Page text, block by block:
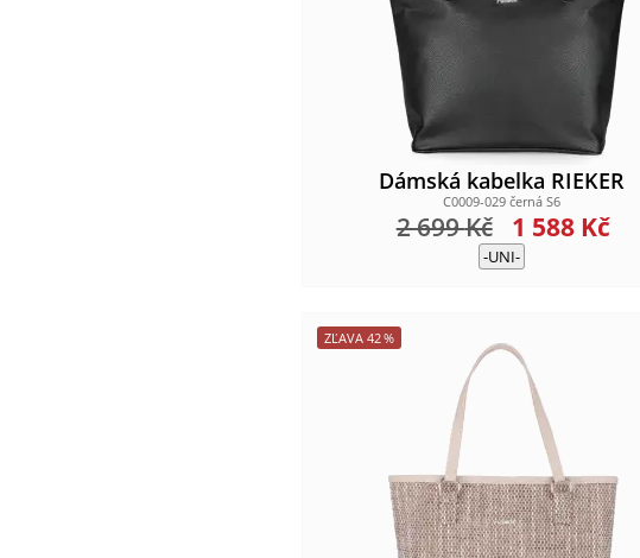
Dámská kabelka RIEKER
C0009-029 černá S6
1 588 Kč
2 699Kč
-UNI-
ZĽAVA 42%